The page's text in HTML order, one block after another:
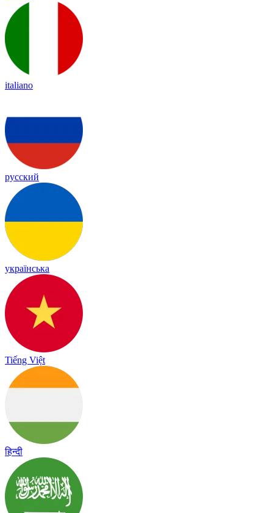
italiano
русский
українська
Tiếng Việt
हिन्दी